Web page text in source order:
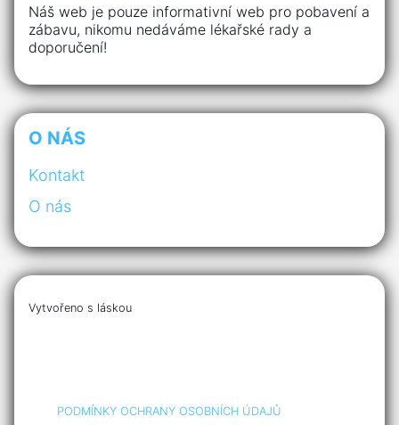
Náš web je pouze informativní web pro pobavení a
zábavu, nikomu nedáváme lékařské rady a
doporučení!
O NÁS
Kontakt
O nás
Vytvořeno s láskou
PODMÍNKY OCHRANY OSOBNÍCH ÚDAJŮ